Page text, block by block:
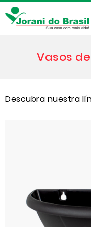
Vasos de
Descubra nuestra